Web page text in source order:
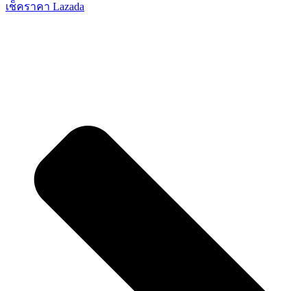
เช็คราคา Lazada